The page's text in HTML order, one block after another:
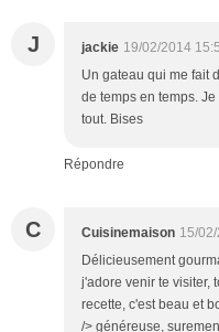
J jackie 19/02/2014
Un gateau qui me fait
de temps en temps.
tout. Bises
Répondre
C Cuisinemaison 15/
Délicieusement
j'adore venir te visiter,
recette, c'est beau et
/> généreuse,